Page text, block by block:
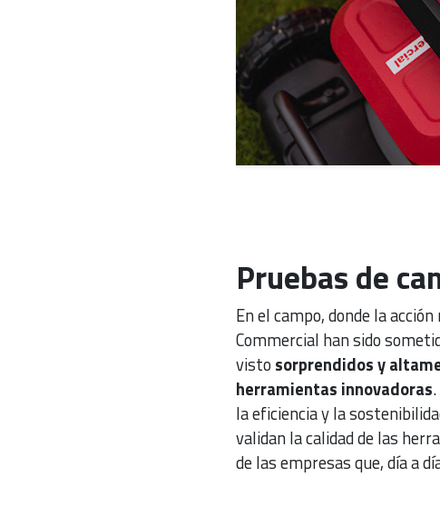
Pruebas de
En el campo, donde la
Commercial han sido
visto sorprendidos y
herramientas innovadoras
la eficiencia y la
validan la calidad de las
de las empresas que, día a